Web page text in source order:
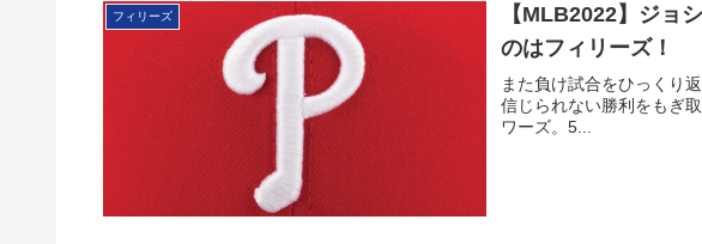
フィリーズ
【MLB2022】ジョ
のはフィリーズ！
また負け試合をひっくり
信じられない勝利をもぎ
ワーズ。5...